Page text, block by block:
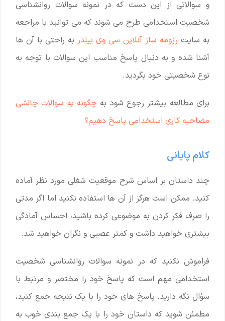
و سوالاتی از این دست که در نمونه سوالات روانشناسی
شخصیت استخدامی طرح می شوند که می توانید با مراجعه
به سایت رزومه ساز آنلاین سی وی بیلدر به راحتی با آن ها
آشنا شده و به دنبال پاسخ مناسب این سوالات با توجه به
نوع شخصیتی خود بگردید.
برای مطالعه بیشتر رجوع شود به چگونه به سوالات چالشی
مصاحبه کاری استخدامی پاسخ دهیم؟
کلام پایانی
چند داستان بر اساس شرح موقعیت شغلی مورد نظر آماده
کنید. ممکن است هرگز از آن ها استفاده نکنید اما اگر مدتی
را صرف فکر کردن به موضوعی کرده باشید، احساس آمادگی
بیشتری خواهید داشت و کمتر عصبی و نگران خواهید شد.
فراموش نکنید که در نمونه سوالات روانشناسی شخصیت
استخدامی مهم است که پاسخ خود را مختصر و مرتبط با
سؤال نگه دارید. پاسخ های خود را با یک نتیجه جمع کنید،
مطمئن شوید که داستان خود را با یک جمع بندی خوب به